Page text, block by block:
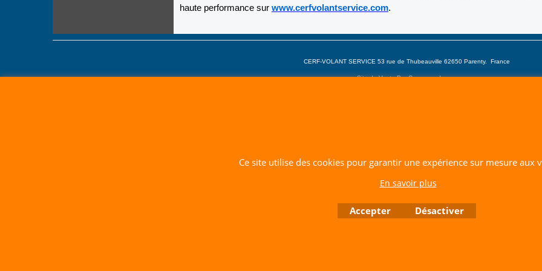
haute performance sur www.cerfvolantservice.com.
CERF-VOLANT SERVICE 53 rue de Thubeauville 62650 Parenty. France
Site de Vente Par Correspondance.
Boutique en ligne créés avec le logiciel eCommerce ShopFactory
Ce site utilise des cookies pour garantir une expérience sur mesure aux
En savoir plus
Accepter Désactiver